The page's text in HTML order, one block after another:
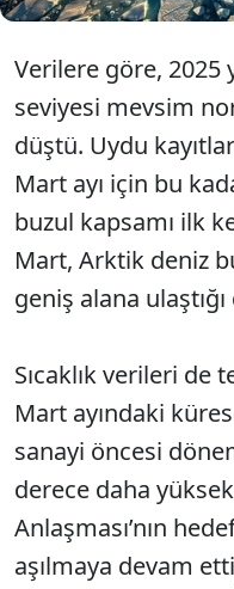
Verilere göre, 2025
seviyesi mevsim
düştü. Uydu
Mart ayı için bu
buzul kapsamı ilk
Mart, Arktik deniz
geniş alana
Sıcaklık verileri de
Mart ayındaki
sanayi öncesi
derece daha
Anlaşması’nın
aşılmaya devam